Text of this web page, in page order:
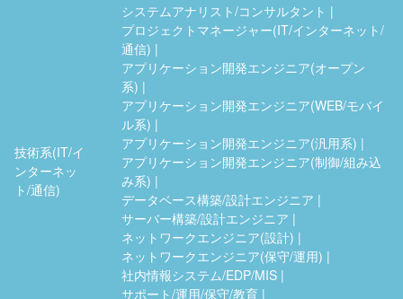
技術系(IT/イ
ンターネッ
ト/通信)
システムアナリスト/コンサルタント
プロジェクトマネージャー(IT/インターネット/
通信)
アプリケーション開発エンジニア(オープン
系)
アプリケーション開発エンジニア(WEB/モバイ
ル系)
アプリケーション開発エンジニア(汎用系)
アプリケーション開発エンジニア(制御/組み込
み系)
データベース構築/設計エンジニア
サーバー構築/設計エンジニア
ネットワークエンジニア(設計)
ネットワークエンジニア(保守/運用)
社内情報システム/EDP/MIS
サポート/運用/保守/教育